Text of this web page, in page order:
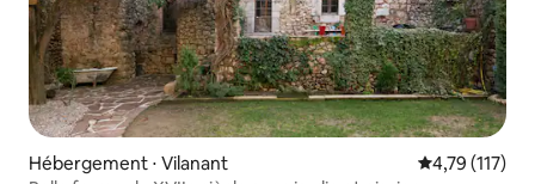
Hébergement ⋅ Vilanant Évaluation
4,79 (117)